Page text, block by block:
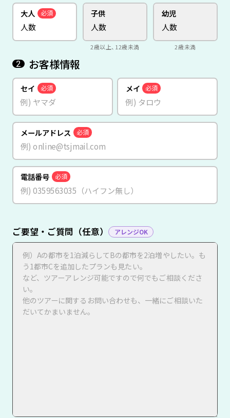
大人 必須 子供
2歳以上、12歳未満
幼児
2歳未満
2 お客様情報
セイ 必須 メイ 必須
メールアドレス 必須
電話番号 必須
ご要望・ご質問（任意） アレンジOK